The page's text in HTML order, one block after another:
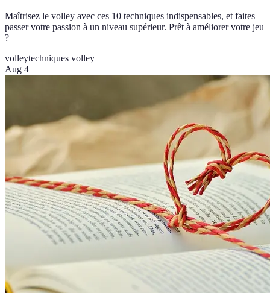
Maîtrisez le volley avec ces 10 techniques indispensables, et faites
passer votre passion à un niveau supérieur. Prêt à améliorer votre jeu
?
volleytechniques volley
Aug 4